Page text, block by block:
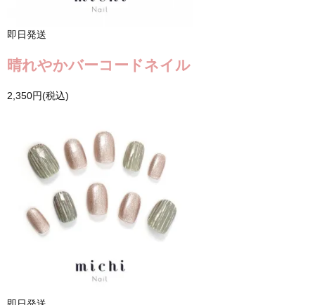
即日発送
晴れやかバーコードネイル
2,350円(税込)